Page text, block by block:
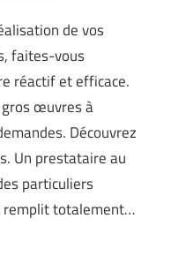
de vos
faites-vous
réactif et efficace.
gros œuvres à
Découvrez
Un prestataire au
particuliers
remplit totalement…